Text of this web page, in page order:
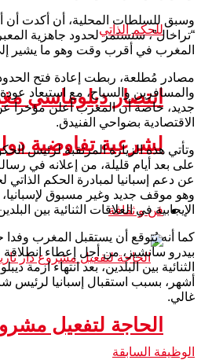
انتصار دبلوماسي
لشرعية تفاوضية
فن و ثقافة
الحاجة لتفعيل
وسبق للسلطات المحلية، أن أكدت أن
“تراخال”، ستستمر لحدود جاهزية
المغرب في أقرب وقت وهو ما يشير إلى
مصادر مُطلعة، ربطت إعادة فتح
والمسافرين والسياح، مع استبعاد
جديد، خاصة أن المغرب أعلن مؤخرا
الاقتصادية بضواحي الفنيدق.
وتأتي هذه الزيارة المرتقبة لرئيس
على بعد أيام قليلة، من إعلانه في
عن دعم إسبانيا لمبادرة الحكم الذاتي
وهو موقف جديد وغير مسبوق
الإيجابية في العلاقات الثنائية بين
كما أنه يُتوقع أن يستقبل المغرب وفدا
بيدرو سانشيز، من أجل إعطاء
أشهر، بسبب استقبال إسبانيا لرئيس
غالي.
الوظيفة السابقة